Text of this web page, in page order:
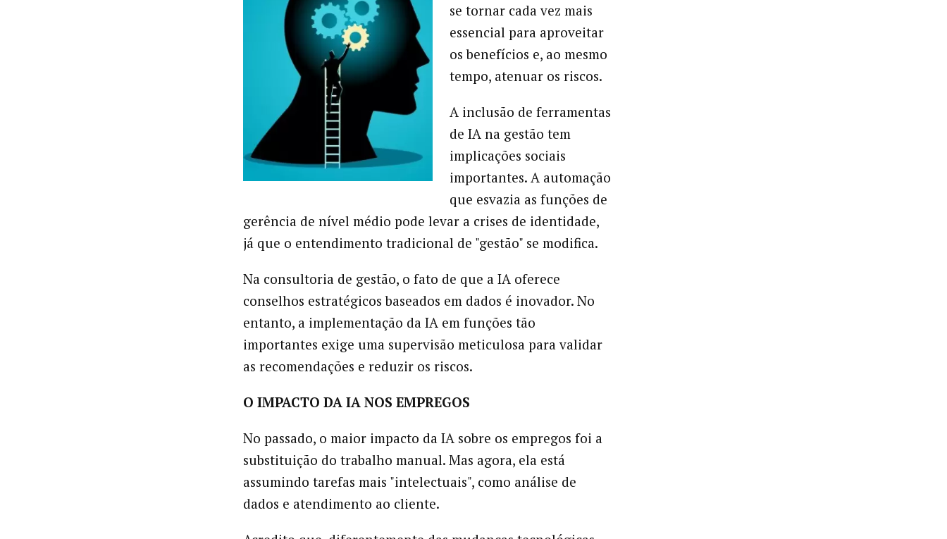
se tornar cada vez mais
essencial para aproveitar
os benefícios e, ao mesmo
tempo, atenuar os riscos.
A inclusão de ferramentas
de IA na gestão tem
implicações sociais
importantes. A automação
que esvazia as funções de
gerência de nível médio pode levar a crises de identidade,
já que o entendimento tradicional de "gestão" se modifica.
Na consultoria de gestão, o fato de que a IA oferece
conselhos estratégicos baseados em dados é inovador. No
entanto, a implementação da IA em funções tão
importantes exige uma supervisão meticulosa para validar
as recomendações e reduzir os riscos.
O IMPACTO DA IA NOS EMPREGOS
No passado, o maior impacto da IA sobre os empregos foi a
substituição do trabalho manual. Mas agora, ela está
assumindo tarefas mais "intelectuais", como análise de
dados e atendimento ao cliente.